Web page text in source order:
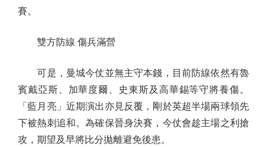
賽。
雙方防線 傷兵滿營
可是，曼城今仗並無主守本錢，目前防線依然有魯
賓戴亞斯、加華度爾、史東斯及高華錫等守將養傷。
「藍月亮」近期演出亦見反覆，剛於英超半場兩球領先
下被熱刺追和。為確保晉身決賽，今仗會趁主場之利搶
攻，期望及早將比分拋離避免後患。